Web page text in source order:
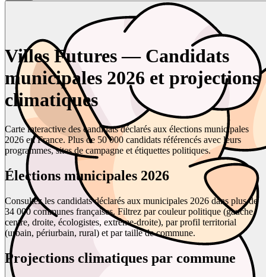
Villes Futures — Candidats
municipales 2026 et projections
climatiques
Carte interactive des candidats déclarés aux élections municipales
2026 en France. Plus de 50 000 candidats référencés avec leurs
programmes, sites de campagne et étiquettes politiques.
Élections municipales 2026
Consultez les candidats déclarés aux municipales 2026 dans plus de
34 000 communes françaises. Filtrez par couleur politique (gauche,
centre, droite, écologistes, extrême-droite), par profil territorial
(urbain, périurbain, rural) et par taille de commune.
Projections climatiques par commune